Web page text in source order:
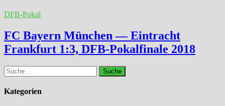
DFB-Pokal
FC Bayern München — Eintracht
Frankfurt 1:3, DFB-Pokalfinale 2018
Suche
nach:
Kategorien